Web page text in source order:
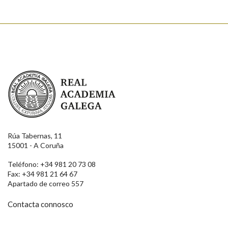
Real Academia Galega
Rúa Tabernas, 11
15001 - A Coruña
Teléfono: +34 981 20 73 08
Fax: +34 981 21 64 67
Apartado de correo 557
Contacta connosco